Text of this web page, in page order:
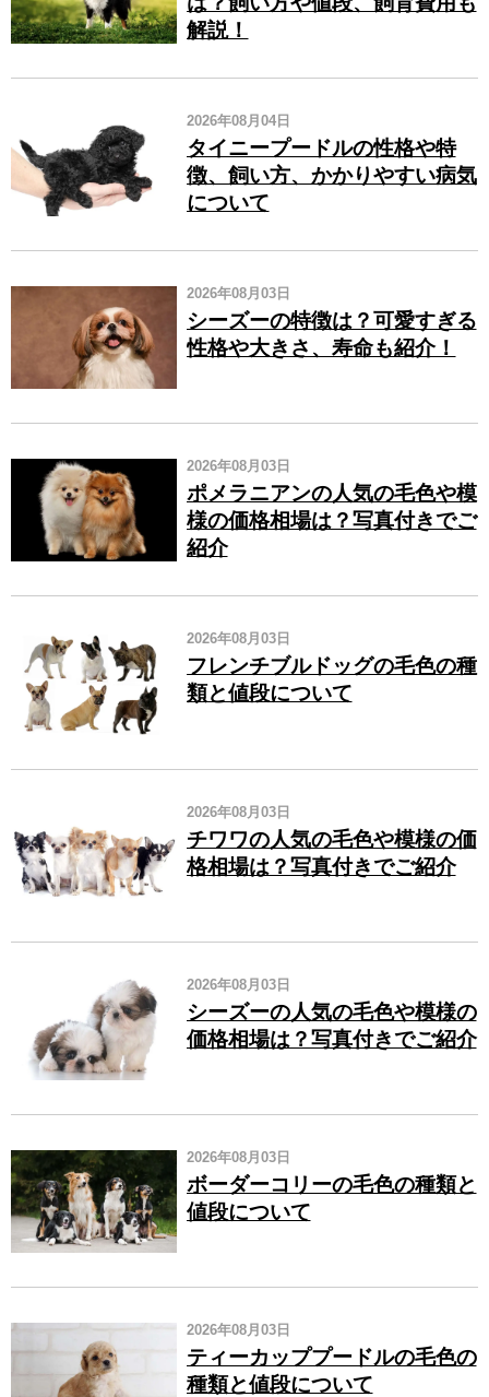
解説！
2026年08月04日
タイニープードルの性格や特
徴、飼い方、かかりやすい病気
について
2026年08月03日
シーズーの特徴は？可愛すぎる
性格や大きさ、寿命も紹介！
2026年08月03日
ポメラニアンの人気の毛色や模
様の価格相場は？写真付きでご
紹介
2026年08月03日
フレンチブルドッグの毛色の種
類と値段について
2026年08月03日
チワワの人気の毛色や模様の価
格相場は？写真付きでご紹介
2026年08月03日
シーズーの人気の毛色や模様の
価格相場は？写真付きでご紹介
2026年08月03日
ボーダーコリーの毛色の種類と
値段について
2026年08月03日
ティーカッププードルの毛色の
種類と値段について